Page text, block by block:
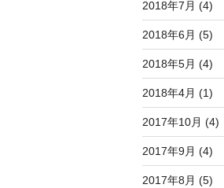
2018年7月 (4)
2018年6月 (5)
2018年5月 (4)
2018年4月 (1)
2017年10月 (4)
2017年9月 (4)
2017年8月 (5)